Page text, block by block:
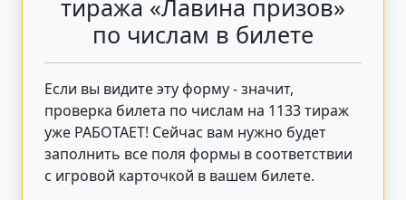
тиража «Лавина призов»
по числам в билете
Если вы видите эту форму - значит,
проверка билета по числам на 1133 тираж
уже РАБОТАЕТ! Сейчас вам нужно будет
заполнить все поля формы в соответствии
с игровой карточкой в вашем билете.